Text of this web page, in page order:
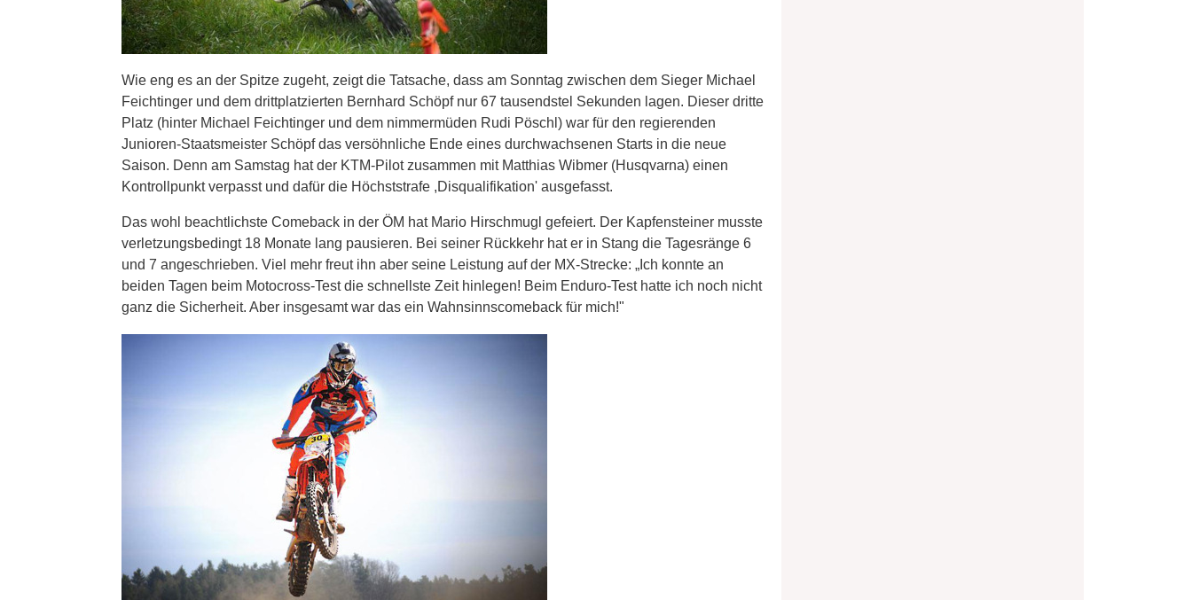
Wie eng es an der Spitze zugeht, zeigt die Tatsache, dass am Sonntag zwischen dem Sieger Michael
Feichtinger und dem drittplatzierten Bernhard Schöpf nur 67 tausendstel Sekunden lagen. Dieser dritte
Platz (hinter Michael Feichtinger und dem nimmermüden Rudi Pöschl) war für den regierenden
Junioren-Staatsmeister Schöpf das versöhnliche Ende eines durchwachsenen Starts in die neue
Saison. Denn am Samstag hat der KTM-Pilot zusammen mit Matthias Wibmer (Husqvarna) einen
Kontrollpunkt verpasst und dafür die Höchststrafe ,Disqualifikation' ausgefasst.
Das wohl beachtlichste Comeback in der ÖM hat Mario Hirschmugl gefeiert. Der Kapfensteiner musste
verletzungsbedingt 18 Monate lang pausieren. Bei seiner Rückkehr hat er in Stang die Tagesränge 6
und 7 angeschrieben. Viel mehr freut ihn aber seine Leistung auf der MX-Strecke: „Ich konnte an
beiden Tagen beim Motocross-Test die schnellste Zeit hinlegen! Beim Enduro-Test hatte ich noch nicht
ganz die Sicherheit. Aber insgesamt war das ein Wahnsinnscomeback für mich!"